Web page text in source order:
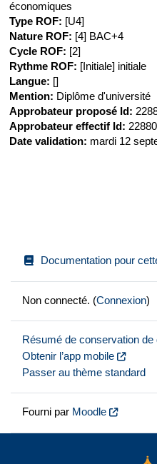
économiques
Type ROF: [U4]
Nature ROF: [4] BAC+4
Cycle ROF: [2]
Rythme ROF: [Initiale] initiale
Langue: []
Mention: Diplôme d'université
Approbateur proposé Id:
Approbateur effectif Id:
Date validation: mardi 12
Documentation pour
Non connecté. (Connexion)
Résumé de conservation de
Obtenir l’app mobile
Passer au thème standard
Fourni par Moodle